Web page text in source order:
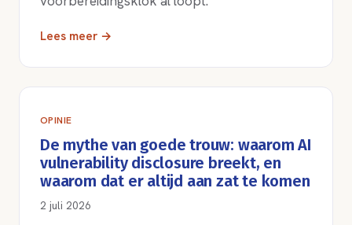
Lees meer →
OPINIE
De mythe van goede trouw: waarom AI
vulnerability disclosure breekt, en
waarom dat er altijd aan zat te komen
2 juli 2026